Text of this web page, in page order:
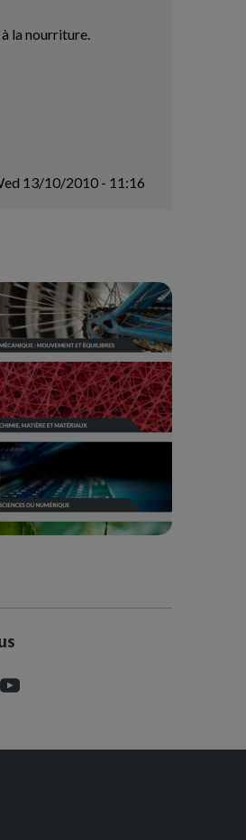
la nourriture.
13/10/2010 - 11:16